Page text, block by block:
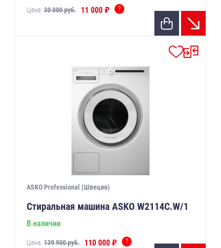
Цена: 30 000 руб. 11 000 ₽ ?
ASKO Professional (Швеция)
Стиральная машина ASKO W2114C.W/1
В наличии
Цена: 139 900 руб. 110 000 ₽ ?